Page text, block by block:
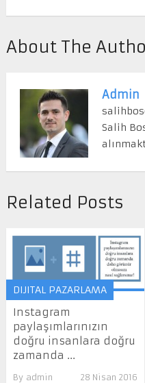
About The
Admin
Salih
Related Posts
DIJITAL PAZARLAMA
Instagram
paylaşımlarınızın
doğru insanlara doğru
zamanda ...
By admin 28 Nisan 2016